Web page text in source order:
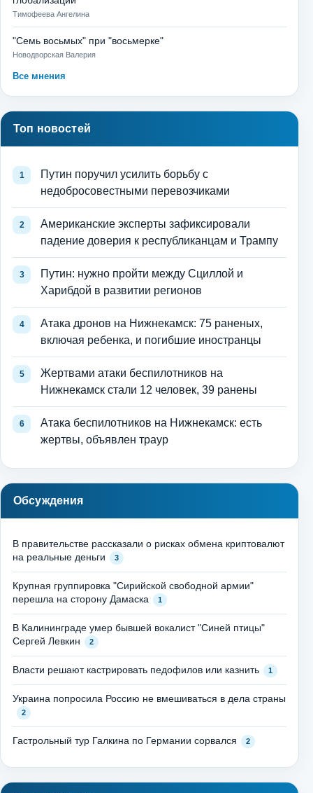
Тимофеева Ангелина
"Семь восьмых" при "восьмерке"
Новодворская Валерия
Все мнения
Топ новостей
Путин поручил усилить борьбу с
недобросовестными перевозчиками
Американские эксперты зафиксировали
падение доверия к республиканцам и Трампу
Путин: нужно пройти между Сциллой и
Харибдой в развитии регионов
Атака дронов на Нижнекамск: 75 раненых,
включая ребенка, и погибшие иностранцы
Жертвами атаки беспилотников на
Нижнекамск стали 12 человек, 39 ранены
Атака беспилотников на Нижнекамск: есть
жертвы, объявлен траур
Обсуждения
В правительстве рассказали о рисках обмена криптовалют
на реальные деньги
3
Крупная группировка "Сирийской свободной армии"
перешла на сторону Дамаска
1
В Калининграде умер бывшей вокалист "Синей птицы"
Сергей Левкин
2
Власти решают кастрировать педофилов или казнить 1
Украина попросила Россию не вмешиваться в дела страны
2
Гастрольный тур Галкина по Германии сорвался 2